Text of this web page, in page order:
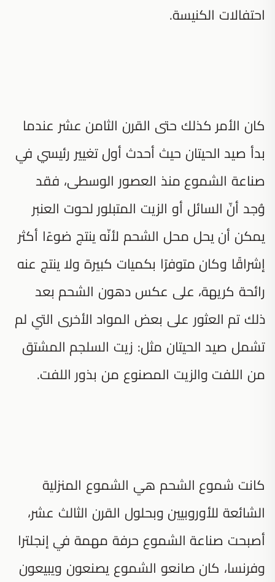
احتفالات الكنيسة.
كان الأمر كذلك حتى القرن الثامن عشر عندما
بدأ صيد الحيتان حيث أحدث أول تغيير رئيسي في
صناعة الشموع منذ العصور الوسطى، فقد
وُجد أنّ السائل أو الزيت المتبلور لحوت العنبر
يمكن أن يحل محل الشحم لأنّه ينتج ضوءًا أكثر
إشراقًا وكان متوفرًا بكميات كبيرة ولا ينتج عنه
رائحة كريهة، على عكس دهون الشحم بعد
ذلك تم العثور على بعض المواد الأخرى التي لم
تشمل صيد الحيتان مثل: زيت السلجم المشتق
من اللفت والزيت المصنوع من بذور اللفت.
كانت شموع الشحم هي الشموع المنزلية
الشائعة للأوروبيين وبحلول القرن الثالث عشر،
أصبحت صناعة الشموع حرفة مهمة في إنجلترا
وفرنسا، كان صانعو الشموع يصنعون ويبيعون